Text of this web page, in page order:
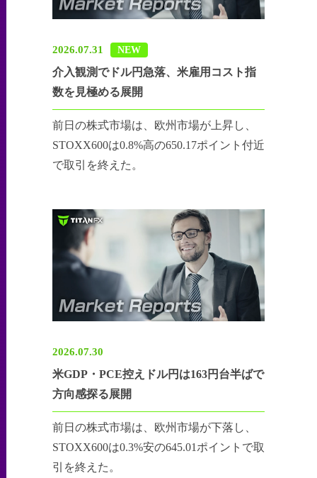
2026.07.31 NEW
介入観測でドル円急落、米雇用コスト指
数を見極める展開
前日の株式市場は、欧州市場が上昇し、
STOXX600は0.8%高の650.17ポイント付近
で取引を終えた。
2026.07.30
米GDP・PCE控えドル円は163円台半ばで
方向感探る展開
前日の株式市場は、欧州市場が下落し、
STOXX600は0.3%安の645.01ポイントで取
引を終えた。